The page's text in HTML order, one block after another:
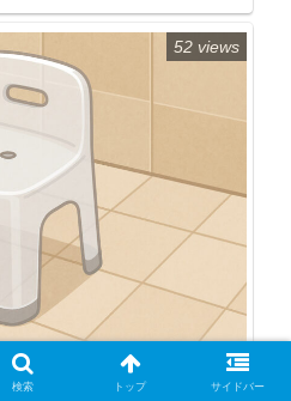
アの子供用イスとは？
52 views
検索 トップ サイドバー